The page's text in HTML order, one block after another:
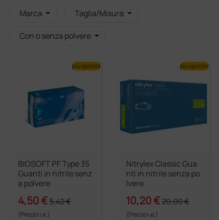
Marca
Taglia/Misura
Con o senza polvere
BIOSOFT PF Type 35
Guanti in nitrile senz
a polvere
4,50 €5,42 €
(Prezzo i.e.)
più opzioni
Nitrylex Classic Gua
nti in nitrile senza po
lvere
10,20 €20,00 €
(Prezzo i.e.)
più opzioni